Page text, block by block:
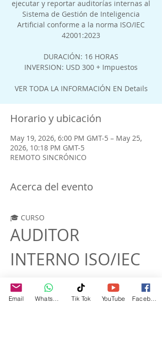
ejecutar y reportar auditorías internas al
Sistema de Gestión de Inteligencia
Artificial conforme a la norma ISO/IEC
42001:2023
DURACIÓN: 16 HORAS
INVERSION: USD 300 + Impuestos
VER TODA LA INFORMACIÓN EN Details
Horario y ubicación
May 19, 2026, 6:00 PM GMT-5 – May 25,
2026, 10:18 PM GMT-5
REMOTO SINCRÓNICO
Acerca del evento
🎓 CURSO
AUDITOR
INTERNO ISO/IEC
42001:2023
Sistema de Gestión de
Email Tik Tok YouTube